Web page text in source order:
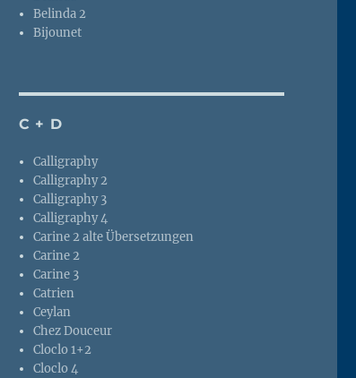
Belinda 2
Bijounet
C + D
Calligraphy
Calligraphy 2
Calligraphy 3
Calligraphy 4
Carine 2 alte Übersetzungen
Carine 2
Carine 3
Catrien
Ceylan
Chez Douceur
Cloclo 1+2
Cloclo 4